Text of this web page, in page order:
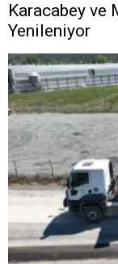
Karacabey ve
Yenileniyor